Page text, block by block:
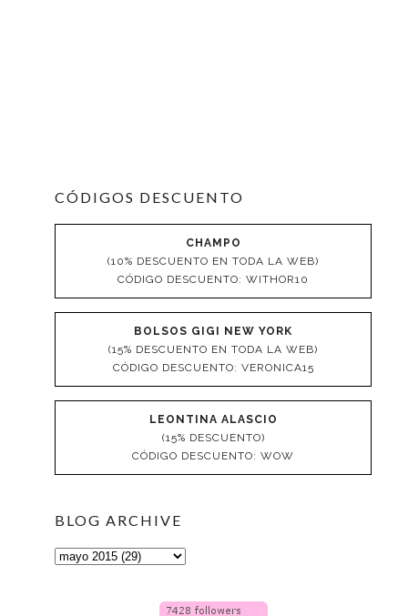
CÓDIGOS DESCUENTO
CHAMPO
(10% DESCUENTO EN TODA LA WEB)
CÓDIGO DESCUENTO: WITHOR10
BOLSOS GIGI NEW YORK
(15% DESCUENTO EN TODA LA WEB)
CÓDIGO DESCUENTO: VERONICA15
LEONTINA ALASCIO
(15% DESCUENTO)
CÓDIGO DESCUENTO: WOW
BLOG ARCHIVE